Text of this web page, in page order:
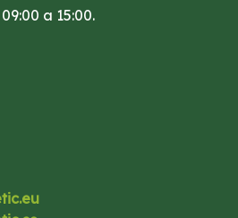
a 15:00.